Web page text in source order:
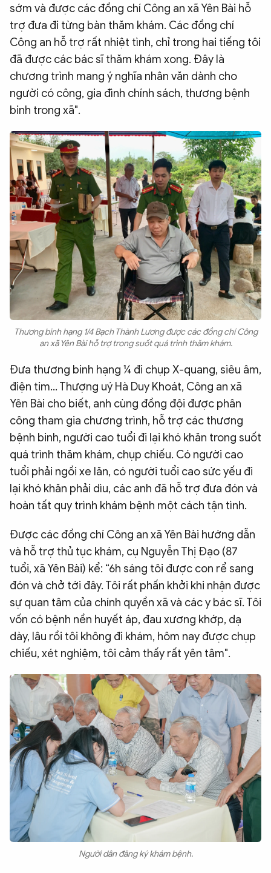
Infographic
Chuyên trang An ninh thế giớiVăn nghệ Công an
Chuyên đề
sớm và được các đồng chí Công an xã Yên Bài hỗ
trợ đưa đi từng bàn thăm khám. Các đồng chí
Công an hỗ trợ rất nhiệt tình, chỉ trong hai tiếng tôi
đã được các bác sĩ thăm khám xong. Đây là
chương trình mang ý nghĩa nhân văn dành cho
người có công, gia đình chính sách, thương bệnh
binh trong xã".
Thương binh hạng 1/4 Bạch Thành Lương được các đồng chí Công
an xã Yên Bài hỗ trợ trong suốt quá trình thăm khám.
Đưa thương binh hạng ¼ đi chụp X-quang, siêu âm,
điện tim… Thượng uý Hà Duy Khoát, Công an xã
Yên Bài cho biết, anh cùng đồng đội được phân
công tham gia chương trình, hỗ trợ các thương
bệnh binh, người cao tuổi đi lại khó khăn trong suốt
quá trình thăm khám, chụp chiếu. Có người cao
tuổi phải ngồi xe lăn, có người tuổi cao sức yếu đi
lại khó khăn phải dìu, các anh đã hỗ trợ đưa đón và
hoàn tất quy trình khám bệnh một cách tận tình.
Được các đồng chí Công an xã Yên Bài hướng dẫn
và hỗ trợ thủ tục khám, cụ Nguyễn Thị Đạo (87
tuổi, xã Yên Bài) kể: “6h sáng tôi được con rể sang
đón và chở tới đây. Tôi rất phấn khởi khi nhận được
sự quan tâm của chính quyền xã và các y bác sĩ. Tôi
vốn có bệnh nền huyết áp, đau xương khớp, dạ
dày, lâu rồi tôi không đi khám, hôm nay được chụp
chiếu, xét nghiệm, tôi cảm thấy rất yên tâm".
Người dân đăng ký khám bệnh.